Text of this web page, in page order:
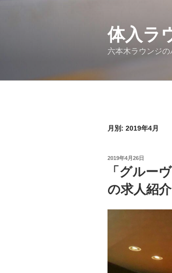
体入ラ
六本木ラウンジ
月別: 2019年4月
投
日:
2019年4月26日
「グルー
の求人紹介